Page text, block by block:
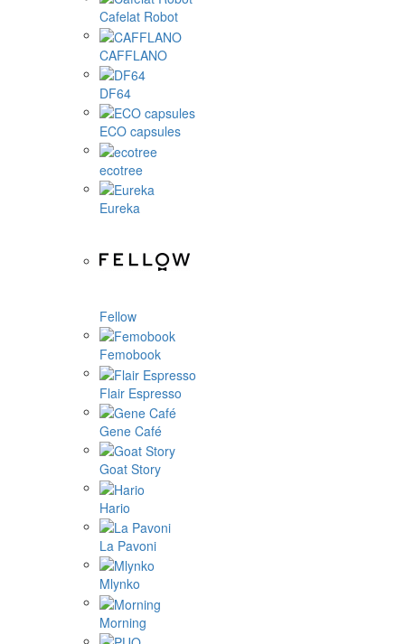
Cafelat Robot
CAFFLANO
DF64
ECO capsules
ecotree
Eureka
Fellow
Femobook
Flair Espresso
Gene Café
Goat Story
Hario
La Pavoni
Mlynko
Morning